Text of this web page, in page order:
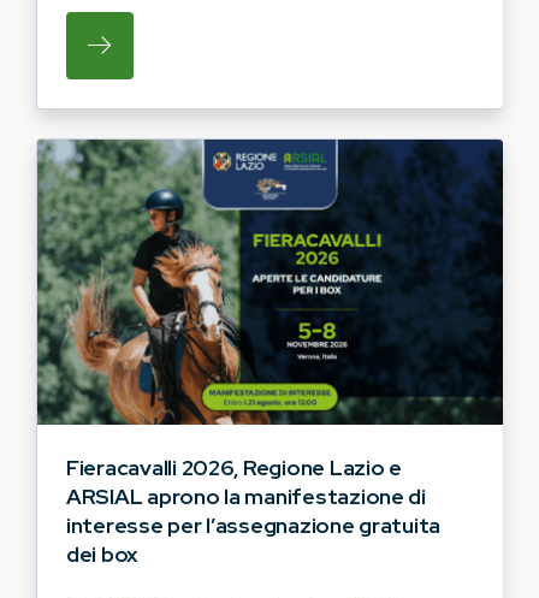
SU REGIONE LAZIO E ARSIAL HANNO
Fieracavalli 2026, Regione Lazio e
ARSIAL aprono la manifestazione di
interesse per l’assegnazione gratuita
dei box